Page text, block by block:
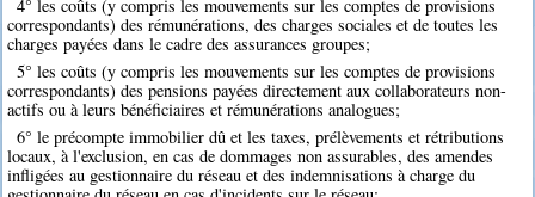
4° les coûts (y compris les mouvements sur les comptes de provisions
correspondants) des rémunérations, des charges sociales et de toutes les
charges payées dans le cadre des assurances groupes;
5° les coûts (y compris les mouvements sur les comptes de provisions
correspondants) des pensions payées directement aux collaborateurs non-
actifs ou à leurs bénéficiaires et rémunérations analogues;
6° le précompte immobilier dû et les taxes, prélèvements et rétributions
locaux, à l'exclusion, en cas de dommages non assurables, des amendes
infligées au gestionnaire du réseau et des indemnisations à charge du